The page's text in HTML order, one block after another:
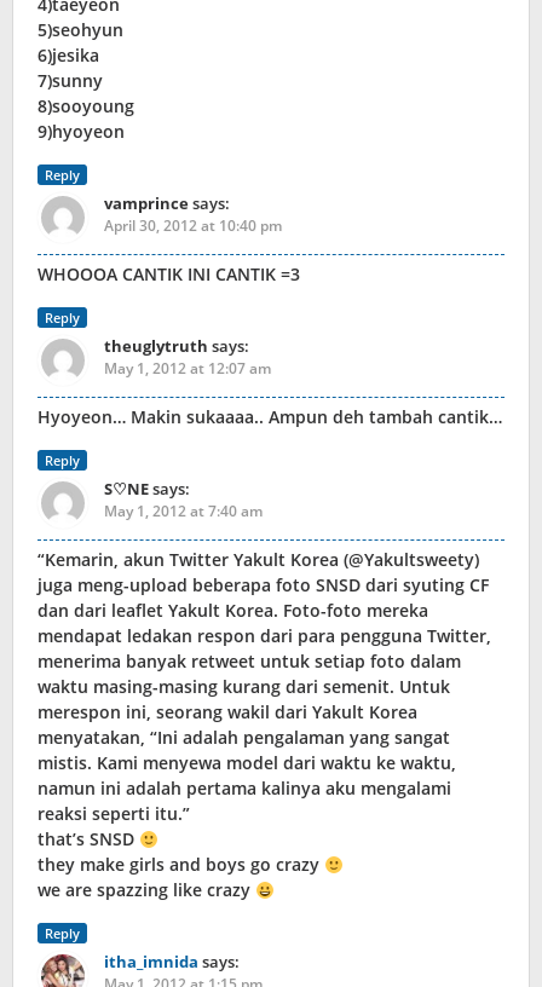
4)taeyeon
5)seohyun
6)jesika
7)sunny
8)sooyoung
9)hyoyeon
Reply
vamprincesays:
April 30, 2012 at 10:40 pm
WHOOOA CANTIK INI CANTIK =3
Reply
theuglytruth says:
May 1, 2012 at 12:07 am
Hyoyeon… Makin sukaaaa.. Ampun deh tambah cantik…
Reply
S♡NEsays:
May 1, 2012 at 7:40 am
“Kemarin, akun Twitter Yakult Korea (@Yakultsweety)
juga meng-upload beberapa foto SNSD dari syuting CF
dan dari leaflet Yakult Korea. Foto-foto mereka
mendapat ledakan respon dari para pengguna Twitter,
menerima banyak retweet untuk setiap foto dalam
waktu masing-masing kurang dari semenit. Untuk
merespon ini, seorang wakil dari Yakult Korea
menyatakan, “Ini adalah pengalaman yang sangat
mistis. Kami menyewa model dari waktu ke waktu,
namun ini adalah pertama kalinya aku mengalami
reaksi seperti itu.”
that’s SNSD
they make girls and boys go crazy
we are spazzing like crazy
Reply
itha_imnida says: